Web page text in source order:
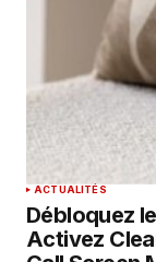
ACTUALITÉS
Débloquez
Activez